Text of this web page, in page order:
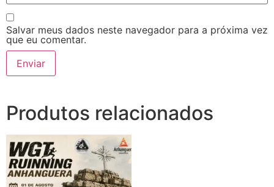
Salvar meus dados neste navegador para a próxima vez
que eu comentar.
Produtos relacionados